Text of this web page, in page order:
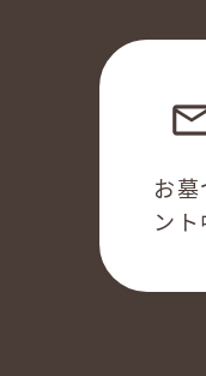
お
ン